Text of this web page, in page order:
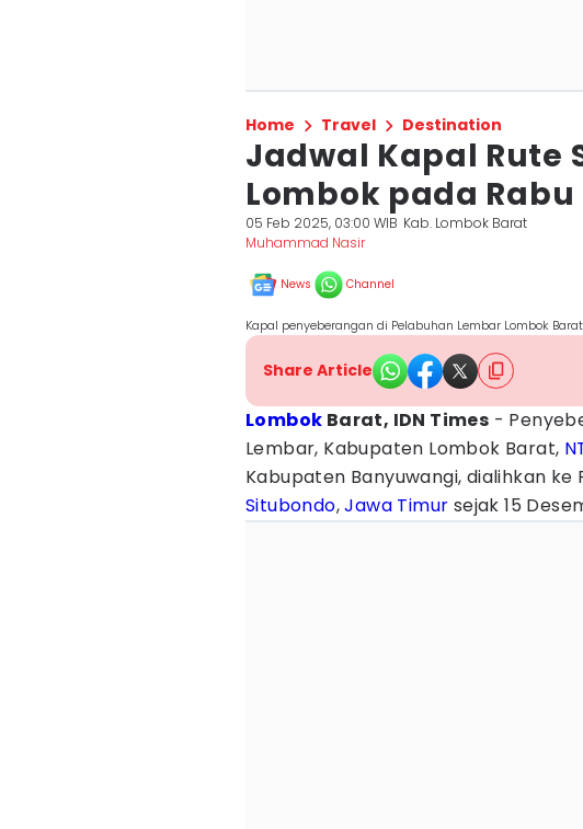
Home Travel Destination
Jadwal Kapal Rute
Lombok pada Rabu
05 Feb 2025, 03:00 WIB Kab. Lombok Barat
Muhammad Nasir
News Channel
Kapal penyeberangan di Pelabuhan Lembar Lombok
Share Article
Lombok Barat, IDN Times -
Lembar, Kabupaten Lombok Barat,
Kabupaten Banyuwangi, dialihkan
Situbondo,Jawa Timur sejak 15